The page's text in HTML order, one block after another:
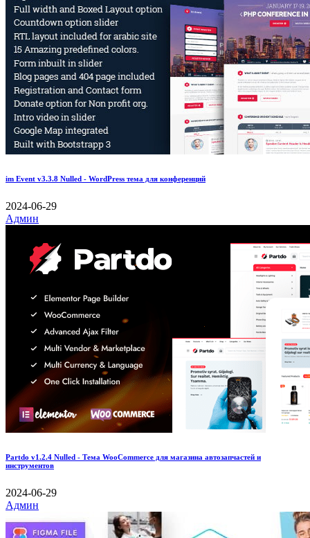
im Event v3.3.8 Nulled - WordPress тема для конференций
2024-06-29
Админ
Partdo v1.2.4 Nulled - Тема WooCommerce для магазина автозапчастей и
инструментов
2024-06-29
Админ